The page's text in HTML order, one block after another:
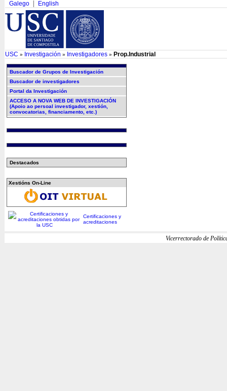
Galego English
USC » Investigación » Investigadores » Prop.Industrial
Buscador de Grupos de Investigación
Buscador de investigadores
Portal da Investigación
ACCESO A NOVA WEB DE INVESTIGACIÓN
(Apoio ao persoal investigador, xestión,
convocatorias, financiamento, etc.)
Destacados
Xestións On-Line
Certificaciones y
acreditaciones
Vicerrectorado de